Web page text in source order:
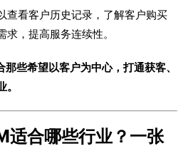
查看客户历史记录，了解客户购买
求，提高服务连续性。
些希望以客户为中心，打通获客、
适合哪些行业？一张